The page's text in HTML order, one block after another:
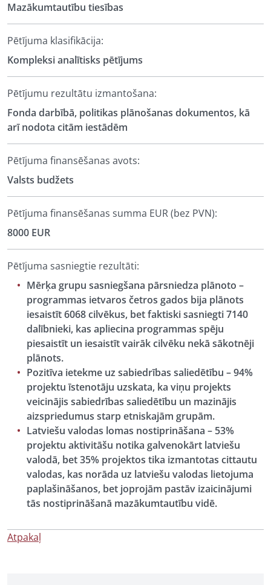
Mazākumtautību tiesības
Pētījuma klasifikācija:
Kompleksi analītisks pētījums
Pētījumu rezultātu izmantošana:
Fonda darbībā, politikas plānošanas dokumentos, kā
arī nodota citām iestādēm
Pētījuma finansēšanas avots:
Valsts budžets
Pētījuma finansēšanas summa EUR (bez PVN):
8000 EUR
Pētījuma sasniegtie rezultāti:
Mērķa grupu sasniegšana pārsniedza plānoto –
programmas ietvaros četros gados bija plānots
iesaistīt 6068 cilvēkus, bet faktiski sasniegti 7140
dalībnieki, kas apliecina programmas spēju
piesaistīt un iesaistīt vairāk cilvēku nekā sākotnēji
plānots.
Pozitīva ietekme uz sabiedrības saliedētību – 94%
projektu īstenotāju uzskata, ka viņu projekts
veicinājis sabiedrības saliedētību un mazinājis
aizspriedumus starp etniskajām grupām.
Latviešu valodas lomas nostiprināšana – 53%
projektu aktivitāšu notika galvenokārt latviešu
valodā, bet 35% projektos tika izmantotas cittautu
valodas, kas norāda uz latviešu valodas lietojuma
paplašināšanos, bet joprojām pastāv izaicinājumi
tās nostiprināšanā mazākumtautību vidē.
Atpakaļ